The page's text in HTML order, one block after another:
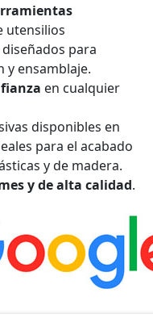
utensilios
para
y ensamblaje.
en cualquier
disponibles en
para el acabado
y de madera.
y de alta calidad.